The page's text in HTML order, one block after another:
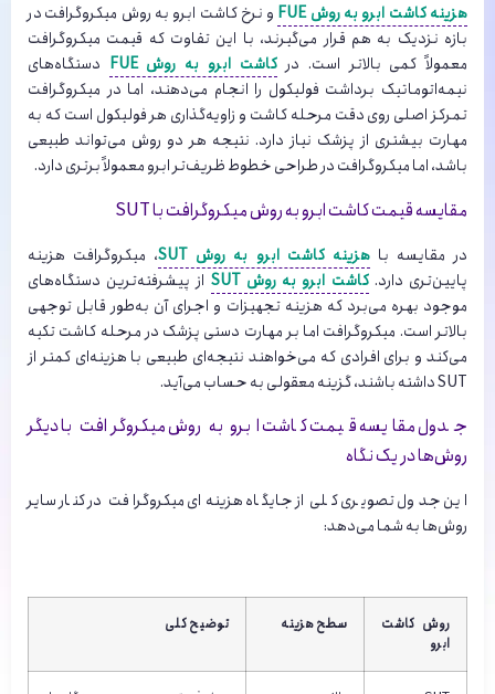
هزینه کاشت ابرو به روش FUE و نرخکاشت ابرو به روش میکروگرافتدر
بازه نزدیک به هم قرار می‌گیرند، با این تفاوت که قیمت میکروگرافت
معمولاً کمی بالاتر است. درکاشت ابرو به روش FUE
دستگاه‌های
نیمه‌اتوماتیک برداشت فولیکول را انجام می‌دهند، اما در میکروگرافت
تمرکز اصلی روی دقت مرحله کاشت و زاویه‌گذاری هر فولیکول است که به
مهارت بیشتری از پزشک نیاز دارد. نتیجه هر دو روش می‌تواند طبیعی
باشد، اما میکروگرافت در طراحی خطوط ظریف‌تر ابرو معمولاً برتری دارد.
مقایسه قیمت کاشت ابرو به روش میکروگرافت با SUT
در مقایسه باهزینه کاشت ابرو به روش SUT
، میکروگرافت هزینه
پایین‌تری دارد.کاشت ابرو به روش SUT
از پیشرفته‌ترین دستگاه‌های
موجود بهره می‌برد که هزینه تجهیزات و اجرای آن به‌طور قابل توجهی
بالاتر است. میکروگرافت اما بر مهارت دستی پزشک در مرحله کاشت تکیه
می‌کند و برای افرادی که می‌خواهند نتیجه‌ای طبیعی با هزینه‌ای کمتر از
SUT داشته باشند، گزینه معقولی به حساب می‌آید.
جدول مقایسه قیمت کاشت ابرو به روش میکروگرافت با دیگر
روش‌ها در یک نگاه
این جدول تصویری کلی از جایگاه هزینه‌ای میکروگرافت در کنار سایر
روش‌ها به شما می‌دهد:
روش کاشت
ابرو
سطح هزینه توضیح کلی